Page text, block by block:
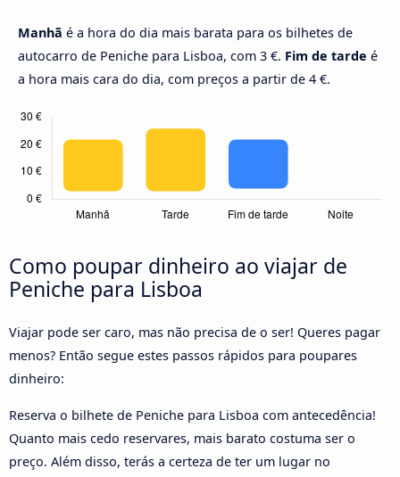
Manhã é a hora do dia mais barata para os bilhetes de
autocarro de Peniche para Lisboa, com 3 €. Fim de tarde é
a hora mais cara do dia, com preços a partir de 4 €.
Como poupar dinheiro ao viajar de
Peniche para Lisboa
Viajar pode ser caro, mas não precisa de o ser! Queres pagar
menos? Então segue estes passos rápidos para poupares
dinheiro:
Reserva o bilhete de Peniche para Lisboa com antecedência!
Quanto mais cedo reservares, mais barato costuma ser o
preço. Além disso, terás a certeza de ter um lugar no